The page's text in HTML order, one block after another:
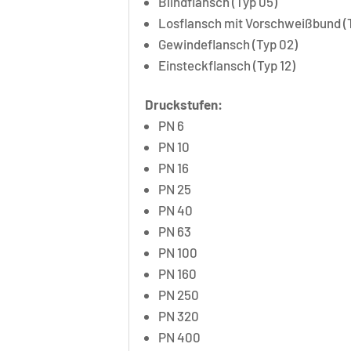
Losflansch mit Vorschweißbund
Gewindeflansch (Typ 02)
Einsteckflansch (Typ 12)
Druckstufen:
PN 6
PN 10
PN 16
PN 25
PN 40
PN 63
PN 100
PN 160
PN 250
PN 320
PN 400